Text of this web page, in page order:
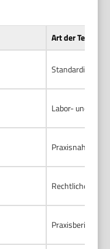
Art der Tests
Standardisierte
Labor- und
Praxisnahe
Rechtliche
Praxisberichte,